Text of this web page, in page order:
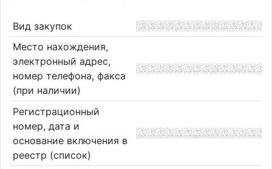
Вид закупок
Место нахождения,
электронный адрес,
номер телефона, факса
(при наличии)
Регистрационный
номер, дата и
основание включения в
реестр (список)